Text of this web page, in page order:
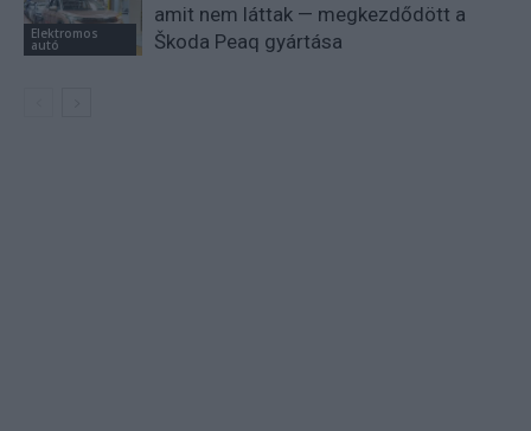
Elektromos
autó
amit nem láttak — megkezdődött a
Škoda Peaq gyártása